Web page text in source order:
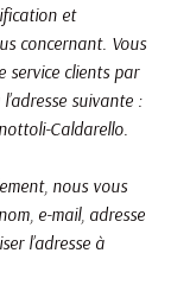
et
concernant. Vous
service clients par
suivante :
Caldarello.
nous vous
e-mail, adresse
l’adresse à